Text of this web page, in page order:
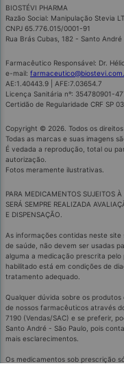
BIOSTÉVI PHARMA
Razão Social: Manipulação Stevia
CNPJ 65.776.015/0001-91
Rua Brás Cubas, 182 - Santo
Farmacêutico Responsável: Dr.
e-mail:
AE:1.40443.9 | AFE:7.03654.7
Licença Sanitária nº: 354780901-
Certidão de Regularidade CRF SP
Copyright © 2026. Todos os direitos
Todas as marcas e suas imagens
É vedada a reprodução, total ou
autorização.
Fotos meramente ilustrativas.
PARA MEDICAMENTOS SUJEITOS
SERÁ SEMPRE REALIZADA
E DISPENSAÇÃO.
As informações contidas neste site
de saúde, não devem ser usadas
alguma a medicação prescrita
habilitado está em condições de
tratamento adequado.
Qualquer dúvida sobre os
de nossos farmacêuticos através
7190 (Vendas/SAC) e se preferir,
Santo André - São Paulo, pois
mais esclarecimentos.
Os medicamentos sob prescrição